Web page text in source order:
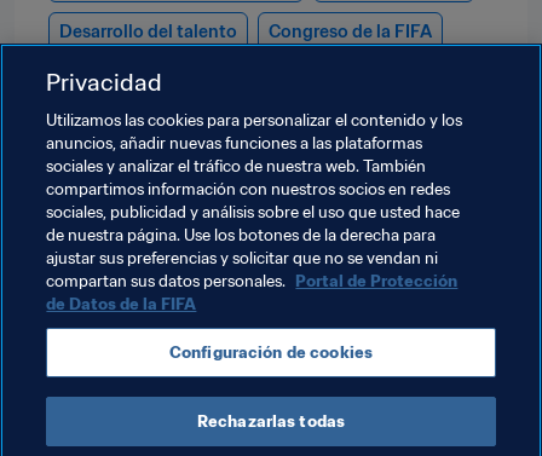
Desarrollo del talento Congreso de la FIFA
Federaciones miembro
UEFA Ecuador CONMEBOL El Salvador
Concacaf Paraguay Costa Rica
Dominican Republic Brazil Honduras
Nicaragua Puerto Rico Argentina
Privacidad
Utilizamos las cookies para personalizar el contenido y los
anuncios, añadir nuevas funciones a las plataformas
sociales y analizar el tráfico de nuestra web. También
compartimos información con nuestros socios en redes
sociales, publicidad y análisis sobre el uso que usted hace
de nuestra página. Use los botones de la derecha para
ajustar sus preferencias y solicitar que no se vendan ni
compartan sus datos personales. Portal de Protección
de Datos de la FIFA
Configuración de cookies
Rechazarlas todas